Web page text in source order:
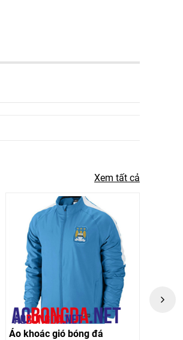
Xem tất cả
Áo khoác gió bóng đá